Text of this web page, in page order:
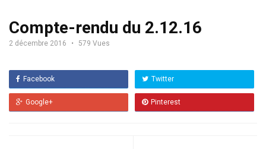
Compte-rendu du 2.12.16
2 décembre 2016 579 Vues
Facebook Twitter
Google+ Pinterest